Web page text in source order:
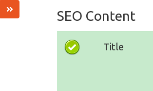
SEO Content
Title